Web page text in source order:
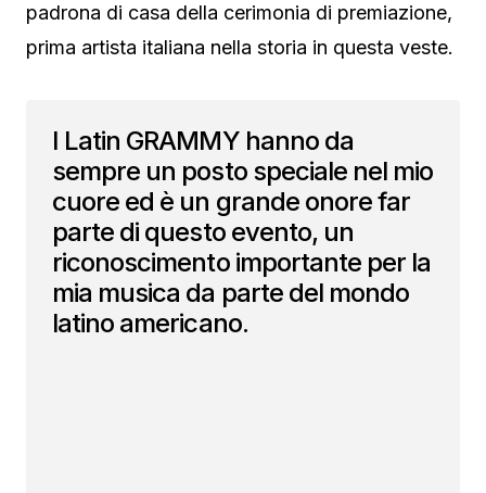
padrona di casa della cerimonia di premiazione,
prima artista italiana nella storia in questa veste.
I Latin GRAMMY hanno da
sempre un posto speciale nel mio
cuore ed è un grande onore far
parte di questo evento, un
riconoscimento importante per la
mia musica da parte del mondo
latino americano.